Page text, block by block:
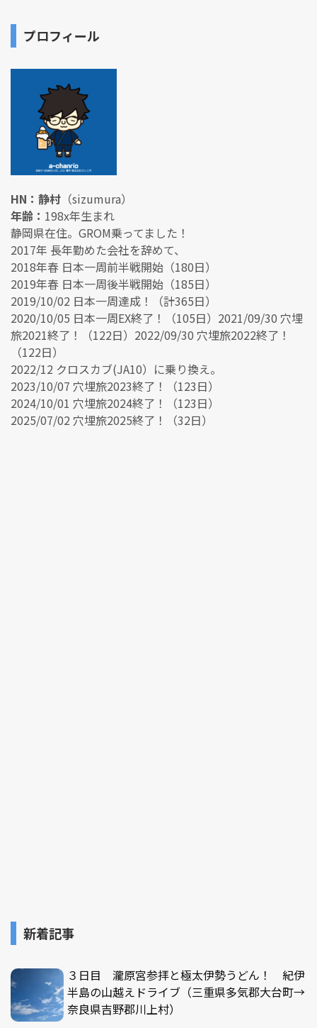
プロフィール
HN：静村 （sizumura）
年齢： 198x年生まれ
静岡県在住。GROM乗ってました！
2017年 長年勤めた会社を辞めて、
2018年春 日本一周前半戦開始（180日）
2019年春 日本一周後半戦開始（185日）
2019/10/02 日本一周達成！（計365日）
2020/10/05 日本一周EX終了！（105日）2021/09/30 穴埋
旅2021終了！（122日）2022/09/30 穴埋旅2022終了！
（122日）
2022/12 クロスカブ(JA10）に乗り換え。
2023/10/07 穴埋旅2023終了！（123日）
2024/10/01 穴埋旅2024終了！（123日）
2025/07/02 穴埋旅2025終了！（32日）
新着記事
３日目 瀧原宮参拝と極太伊勢うどん！ 紀伊
半島の山越えドライブ（三重県多気郡大台町→
奈良県吉野郡川上村）